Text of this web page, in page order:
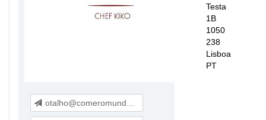
Testa
1B
1050
238
Lisboa
PT
otalho@comeromundo.com